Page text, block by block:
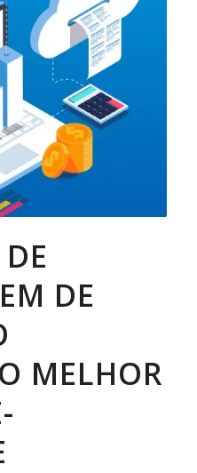
DE
MELHOR